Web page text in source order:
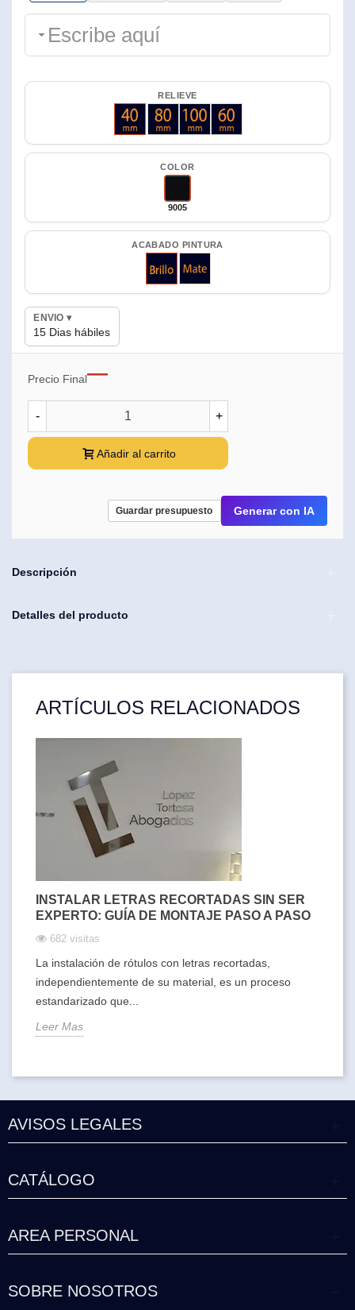
RELIEVE
40 80 100 60
COLOR
9005
ACABADO PINTURA
ENVIO ▾
15 Dias hábiles
Precio Final—
- +
Añadir al carrito
Guardar presupuesto Generar con IA
Descripción
Detalles del producto
ARTÍCULOS RELACIONADOS
INSTALAR LETRAS RECORTADAS SIN SER
EXPERTO: GUÍA DE MONTAJE PASO A PASO
682 visitas
La instalación de rótulos con letras recortadas,
independientemente de su material, es un proceso
estandarizado que...
Leer Mas
AVISOS LEGALES
CATÁLOGO
AREA PERSONAL
SOBRE NOSOTROS